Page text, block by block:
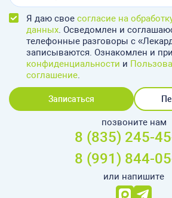
Я даю свое согласие на
данных. Осведомлен и
телефонные разговоры с
записываются. Ознакомлен и
конфиденциальности и
соглашение.
Записаться
позвоните нам
8 (835) 245-
8 (991) 844-
или напишите